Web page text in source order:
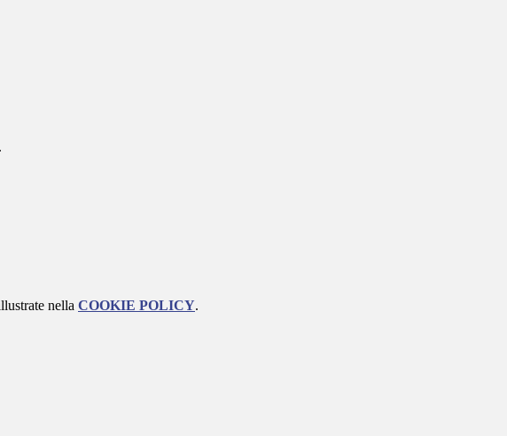
nella COOKIE POLICY.